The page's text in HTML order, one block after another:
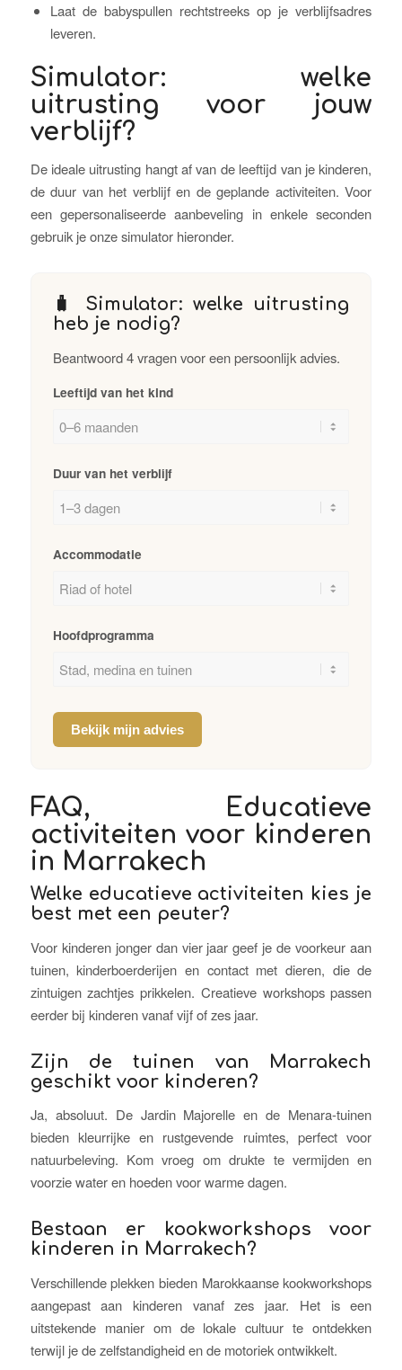
Laat de babyspullen rechtstreeks op je verblijfsadres
leveren.
Simulator: welke
uitrusting voor jouw
verblijf?
De ideale uitrusting hangt af van de leeftijd van je kinderen,
de duur van het verblijf en de geplande activiteiten. Voor
een gepersonaliseerde aanbeveling in enkele seconden
gebruik je onze simulator hieronder.
🧳 Simulator: welke uitrusting
heb je nodig?
Beantwoord 4 vragen voor een persoonlijk advies.
Leeftijd van het kind
Duur van het verblijf
Accommodatie
Hoofdprogramma
Bekijk mijn advies
FAQ, Educatieve
activiteiten voor kinderen
in Marrakech
Welke educatieve activiteiten kies je
best met een peuter?
Voor kinderen jonger dan vier jaar geef je de voorkeur aan
tuinen, kinderboerderijen en contact met dieren, die de
zintuigen zachtjes prikkelen. Creatieve workshops passen
eerder bij kinderen vanaf vijf of zes jaar.
Zijn de tuinen van Marrakech
geschikt voor kinderen?
Ja, absoluut. De Jardin Majorelle en de Menara-tuinen
bieden kleurrijke en rustgevende ruimtes, perfect voor
natuurbeleving. Kom vroeg om drukte te vermijden en
voorzie water en hoeden voor warme dagen.
Bestaan er kookworkshops voor
kinderen in Marrakech?
Verschillende plekken bieden Marokkaanse kookworkshops
aangepast aan kinderen vanaf zes jaar. Het is een
uitstekende manier om de lokale cultuur te ontdekken
terwijl je de zelfstandigheid en de motoriek ontwikkelt.